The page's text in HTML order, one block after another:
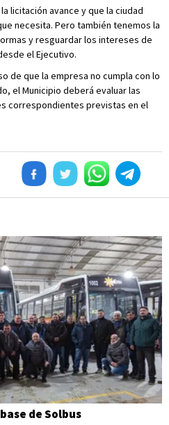
licitación avance y que la ciudad
necesita. Pero también tenemos la
y resguardar los intereses de
el Ejecutivo.
de que la empresa no cumpla con lo
el Municipio deberá evaluar las
correspondientes previstas en el
de Solbus